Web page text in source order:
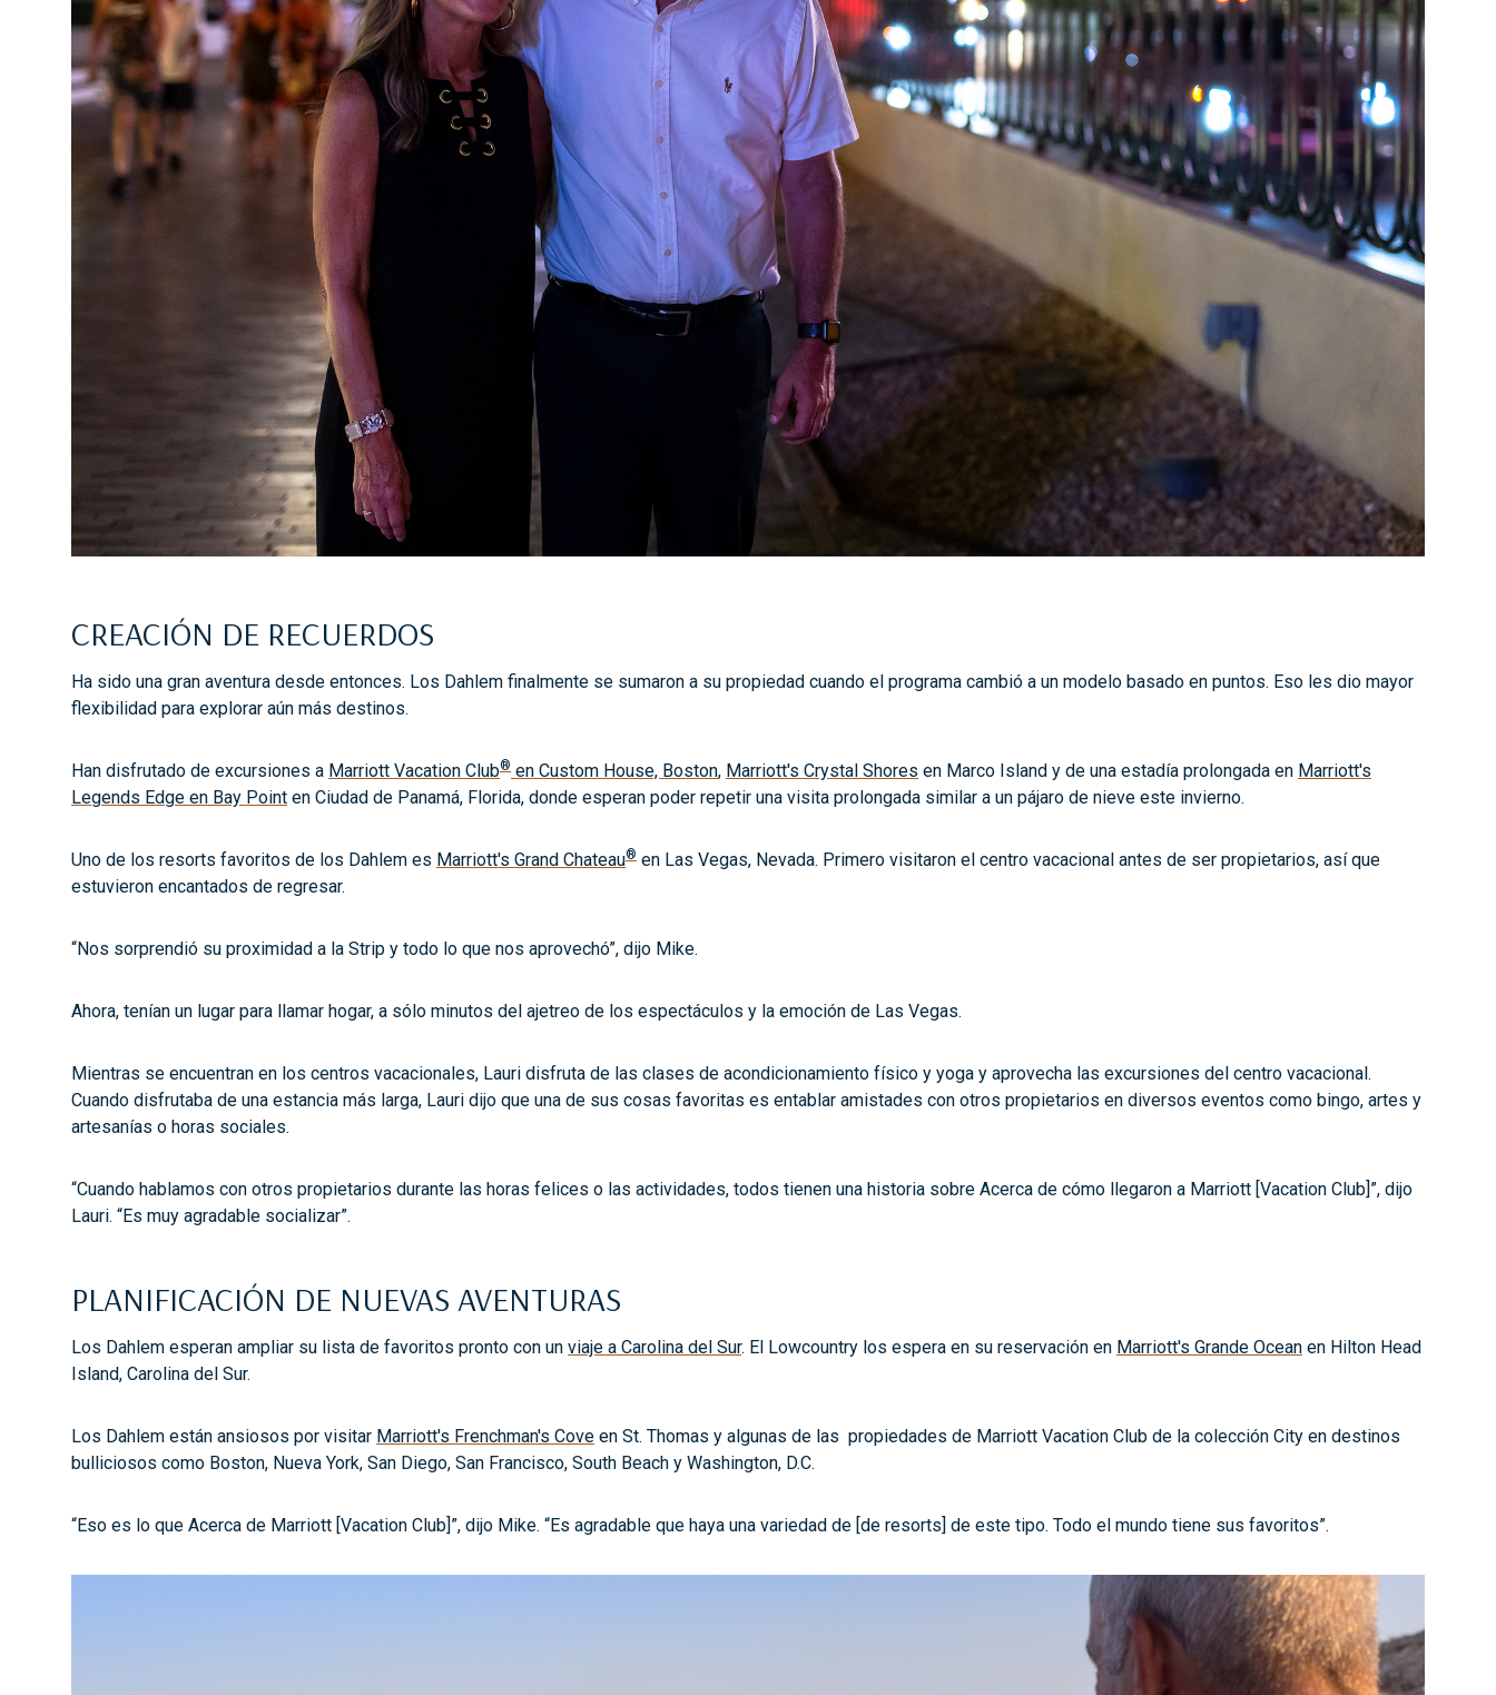
CREACIÓN DE RECUERDOS
Ha sido una gran aventura desde entonces. Los Dahlem finalmente se sumaron a su propiedad cuando el programa cambió a un modelo basado en puntos. Eso les dio mayor
flexibilidad para explorar aún más destinos.
Han disfrutado de excursiones a Marriott Vacation Club® en Custom House, Boston, Marriott's Crystal Shores en Marco Island y de una estadía prolongada en Marriott's
Legends Edge en Bay Point en Ciudad de Panamá, Florida, donde esperan poder repetir una visita prolongada similar a un pájaro de nieve este invierno.
Uno de los resorts favoritos de los Dahlem es Marriott's Grand Chateau® en Las Vegas, Nevada. Primero visitaron el centro vacacional antes de ser propietarios, así que
estuvieron encantados de regresar.
“Nos sorprendió su proximidad a la Strip y todo lo que nos aprovechó”, dijo Mike.
Ahora, tenían un lugar para llamar hogar, a sólo minutos del ajetreo de los espectáculos y la emoción de Las Vegas.
Mientras se encuentran en los centros vacacionales, Lauri disfruta de las clases de acondicionamiento físico y yoga y aprovecha las excursiones del centro vacacional.
Cuando disfrutaba de una estancia más larga, Lauri dijo que una de sus cosas favoritas es entablar amistades con otros propietarios en diversos eventos como bingo, artes y
artesanías o horas sociales.
“Cuando hablamos con otros propietarios durante las horas felices o las actividades, todos tienen una historia sobre Acerca de cómo llegaron a Marriott [Vacation Club]”, dijo
Lauri. “Es muy agradable socializar”.
PLANIFICACIÓN DE NUEVAS AVENTURAS
Los Dahlem esperan ampliar su lista de favoritos pronto con un viaje a Carolina del Sur. El Lowcountry los espera en su reservación en Marriott's Grande Ocean en Hilton Head
Island, Carolina del Sur.
Los Dahlem están ansiosos por visitar Marriott's Frenchman's Cove en St. Thomas y algunas de las propiedades de Marriott Vacation Club de la colección City en destinos
bulliciosos como Boston, Nueva York, San Diego, San Francisco, South Beach y Washington, D.C.
“Eso es lo que Acerca de Marriott [Vacation Club]”, dijo Mike. “Es agradable que haya una variedad de [de resorts] de este tipo. Todo el mundo tiene sus favoritos”.